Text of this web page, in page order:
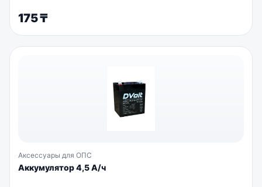
175₸
Аксессуары для ОПС
Аккумулятор 4,5 А/ч